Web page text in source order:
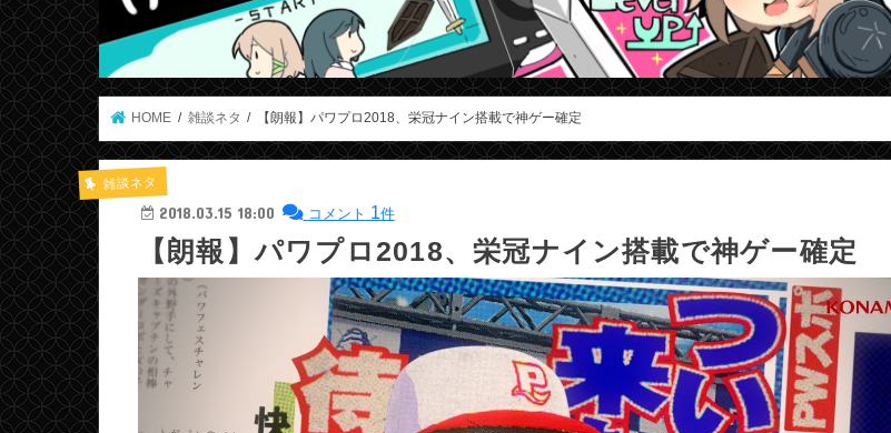
HOME 雑談ネタ 【朗報】パワプロ2018、栄冠ナイン搭載で神ゲー確定
雑談ネタ
2018.03.15 18:00 コメント 1件
【朗報】パワプロ2018、栄冠ナイン搭載で神ゲー確定